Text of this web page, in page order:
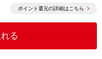
ポイント還元の詳細はこちら